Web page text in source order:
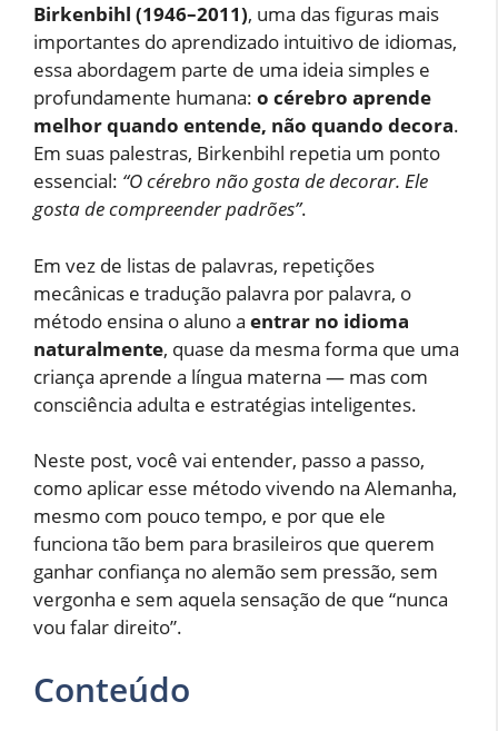
Birkenbihl (1946–2011), uma das figuras mais
importantes do aprendizado intuitivo de idiomas,
essa abordagem parte de uma ideia simples e
profundamente humana: o cérebro aprende
melhor quando entende, não quando decora.
Em suas palestras, Birkenbihl repetia um ponto
essencial: “O cérebro não gosta de decorar. Ele
gosta de compreender padrões”.
Em vez de listas de palavras, repetições
mecânicas e tradução palavra por palavra, o
método ensina o aluno a entrar no idioma
naturalmente, quase da mesma forma que uma
criança aprende a língua materna — mas com
consciência adulta e estratégias inteligentes.
Neste post, você vai entender, passo a passo,
como aplicar esse método vivendo na Alemanha,
mesmo com pouco tempo, e por que ele
funciona tão bem para brasileiros que querem
ganhar confiança no alemão sem pressão, sem
vergonha e sem aquela sensação de que “nunca
vou falar direito”.
Conteúdo